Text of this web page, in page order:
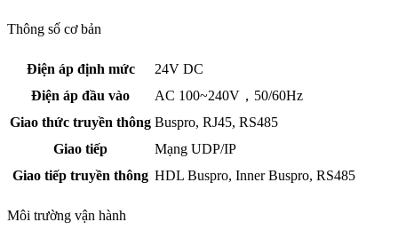
Thông số cơ bản
Điện áp định mức
24V DC
Điện áp đầu vào
AC 100~240V，50/60Hz
Giao thức truyền thông Buspro, RJ45, RS485
Giao tiếp
Mạng UDP/IP
Giao tiếp truyền thông HDL Buspro, Inner Buspro, RS485
Môi trường vận hành